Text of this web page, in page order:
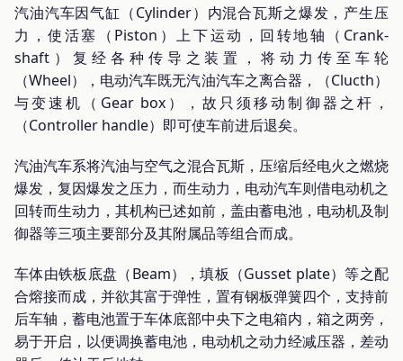
汽油汽车因气缸（Cylinder）内混合瓦斯之爆发，产生压
力，使活塞（Piston）上下运动，回转地轴（Crank-
shaft）复经各种传导之装置，将动力传至车轮
（Wheel），电动汽车既无汽油汽车之离合器，（Clucth）
与变速机（Gear box），故只须移动制御器之杆，
（Controller handle）即可使车前进后退矣。
汽油汽车系将汽油与空气之混合瓦斯，压缩后经电火之燃烧
爆发，复因爆发之压力，而生动力，电动汽车则借电动机之
回转而生动力，其机构已述如前，盖由蓄电池，电动机及制
御器等三项主要部分及其附属品等组合而成。
车体由铁板底盘（Beam），填板（Gusset plate）等之配
合熔接而成，并欲其富于弹性，置有钢板弹簧四个，支持前
后车轴，蓄电池置于车体底部中央下之电箱内，箱之两旁，
易于开启，以便调换蓄电池，电动机之动力经减压器，差动